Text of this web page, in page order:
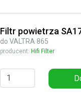
Filtr powietrza
do VALTRA 865
producent: Hifi Filter